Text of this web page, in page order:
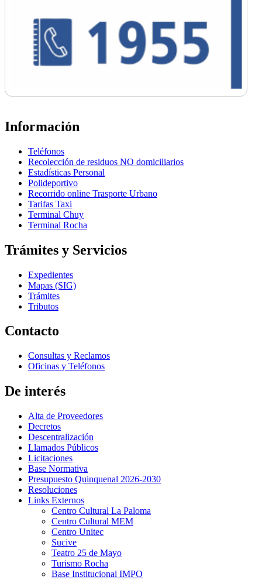
Información
Teléfonos
Recolección de residuos NO domiciliarios
Estadísticas Personal
Polideportivo
Recorrido online Trasporte Urbano
Tarifas Taxi
Terminal Chuy
Terminal Rocha
Trámites y Servicios
Expedientes
Mapas (SIG)
Trámites
Tributos
Contacto
Consultas y Reclamos
Oficinas y Teléfonos
De interés
Alta de Proveedores
Decretos
Descentralización
Llamados Públicos
Licitaciones
Base Normativa
Presupuesto Quinquenal 2026-2030
Resoluciones
Links Externos
Centro Cultural La Paloma
Centro Cultural MEM
Centro Unitec
Sucive
Teatro 25 de Mayo
Turismo Rocha
Base Institucional IMPO